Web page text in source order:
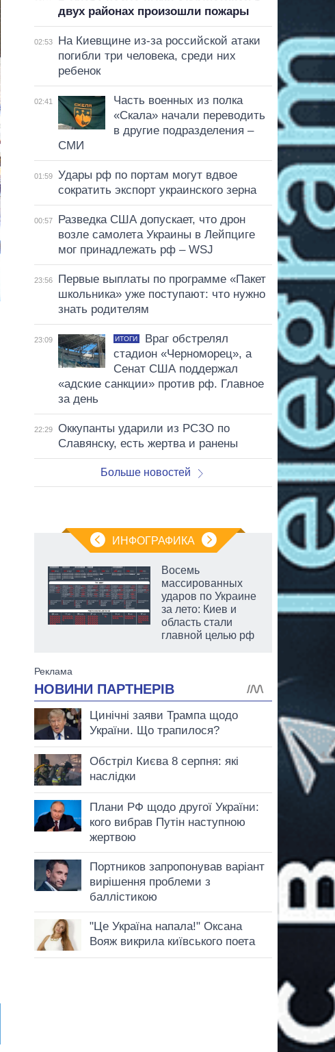
двух районах произошли пожары
02:53
На Киевщине из-за российской атаки
погибли три человека, среди них
ребенок
02:41
Часть военных из полка
«Скала» начали переводить
в другие подразделения –
СМИ
01:59
Удары рф по портам могут вдвое
сократить экспорт украинского зерна
00:57
Разведка США допускает, что дрон
возле самолета Украины в Лейпциге
мог принадлежать рф – WSJ
23:56
Первые выплаты по программе «Пакет
школьника» уже поступают: что нужно
знать родителям
23:09 ИТОГИ
Враг обстрелял
стадион «Черноморец», а
Сенат США поддержал
«адские санкции» против рф. Главное
за день
22:29
Оккупанты ударили из РСЗО по
Славянску, есть жертва и ранены
Больше новостей
ИНФОГРАФИКА
Восемь
массированных
ударов по Украине
за лето: Киев и
область стали
главной целью рф